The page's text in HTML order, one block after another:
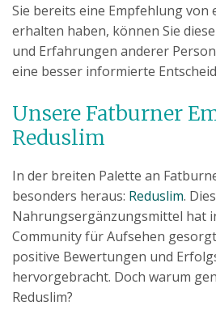
Sie bereits eine Empfehlung von
erhalten haben, können Sie
und Erfahrungen anderer
eine besser informierte
Unsere Fatburner
Reduslim
In der breiten Palette an
besonders heraus: Reduslim.
Nahrungsergänzungsmittel hat
Community für Aufsehen
positive Bewertungen und
hervorgebracht. Doch warum
Reduslim?